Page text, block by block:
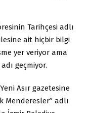
Tarihçesi adlı
ait hiçbir bilgi
yer veriyor ama
geçmiyor.
Asır gazetesine
Menderesler” adlı